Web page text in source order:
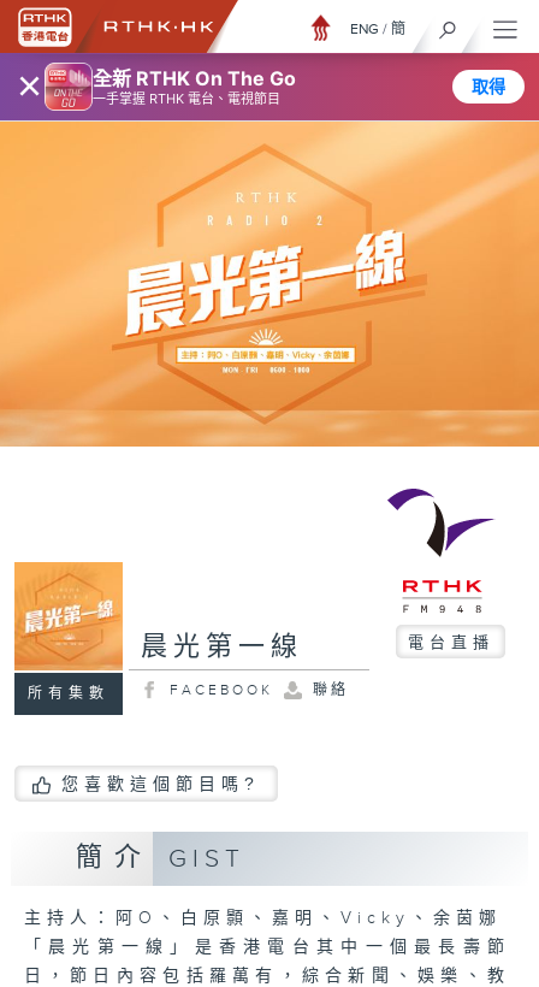
× 全新 RTHK On The Go
一手掌握 RTHK 電台、電視節目
取得
ENG / 簡
所有集數
晨光第一線 電台直播
FACEBOOK 聯絡
您喜歡這個節目嗎?
簡介 GIST
主持人：阿O、白原顥、嘉明、Vicky、余茵娜
「晨光第一線」是香港電台其中一個最長壽節
日，節日內容包括羅萬有，綜合新聞、娛樂、教